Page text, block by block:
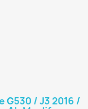
G530 / J3 2016 /